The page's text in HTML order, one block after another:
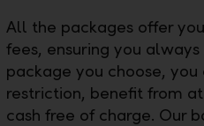
All the packages offer
fees, ensuring you
package you choose,
restriction, benefit from
cash free of charge. Our